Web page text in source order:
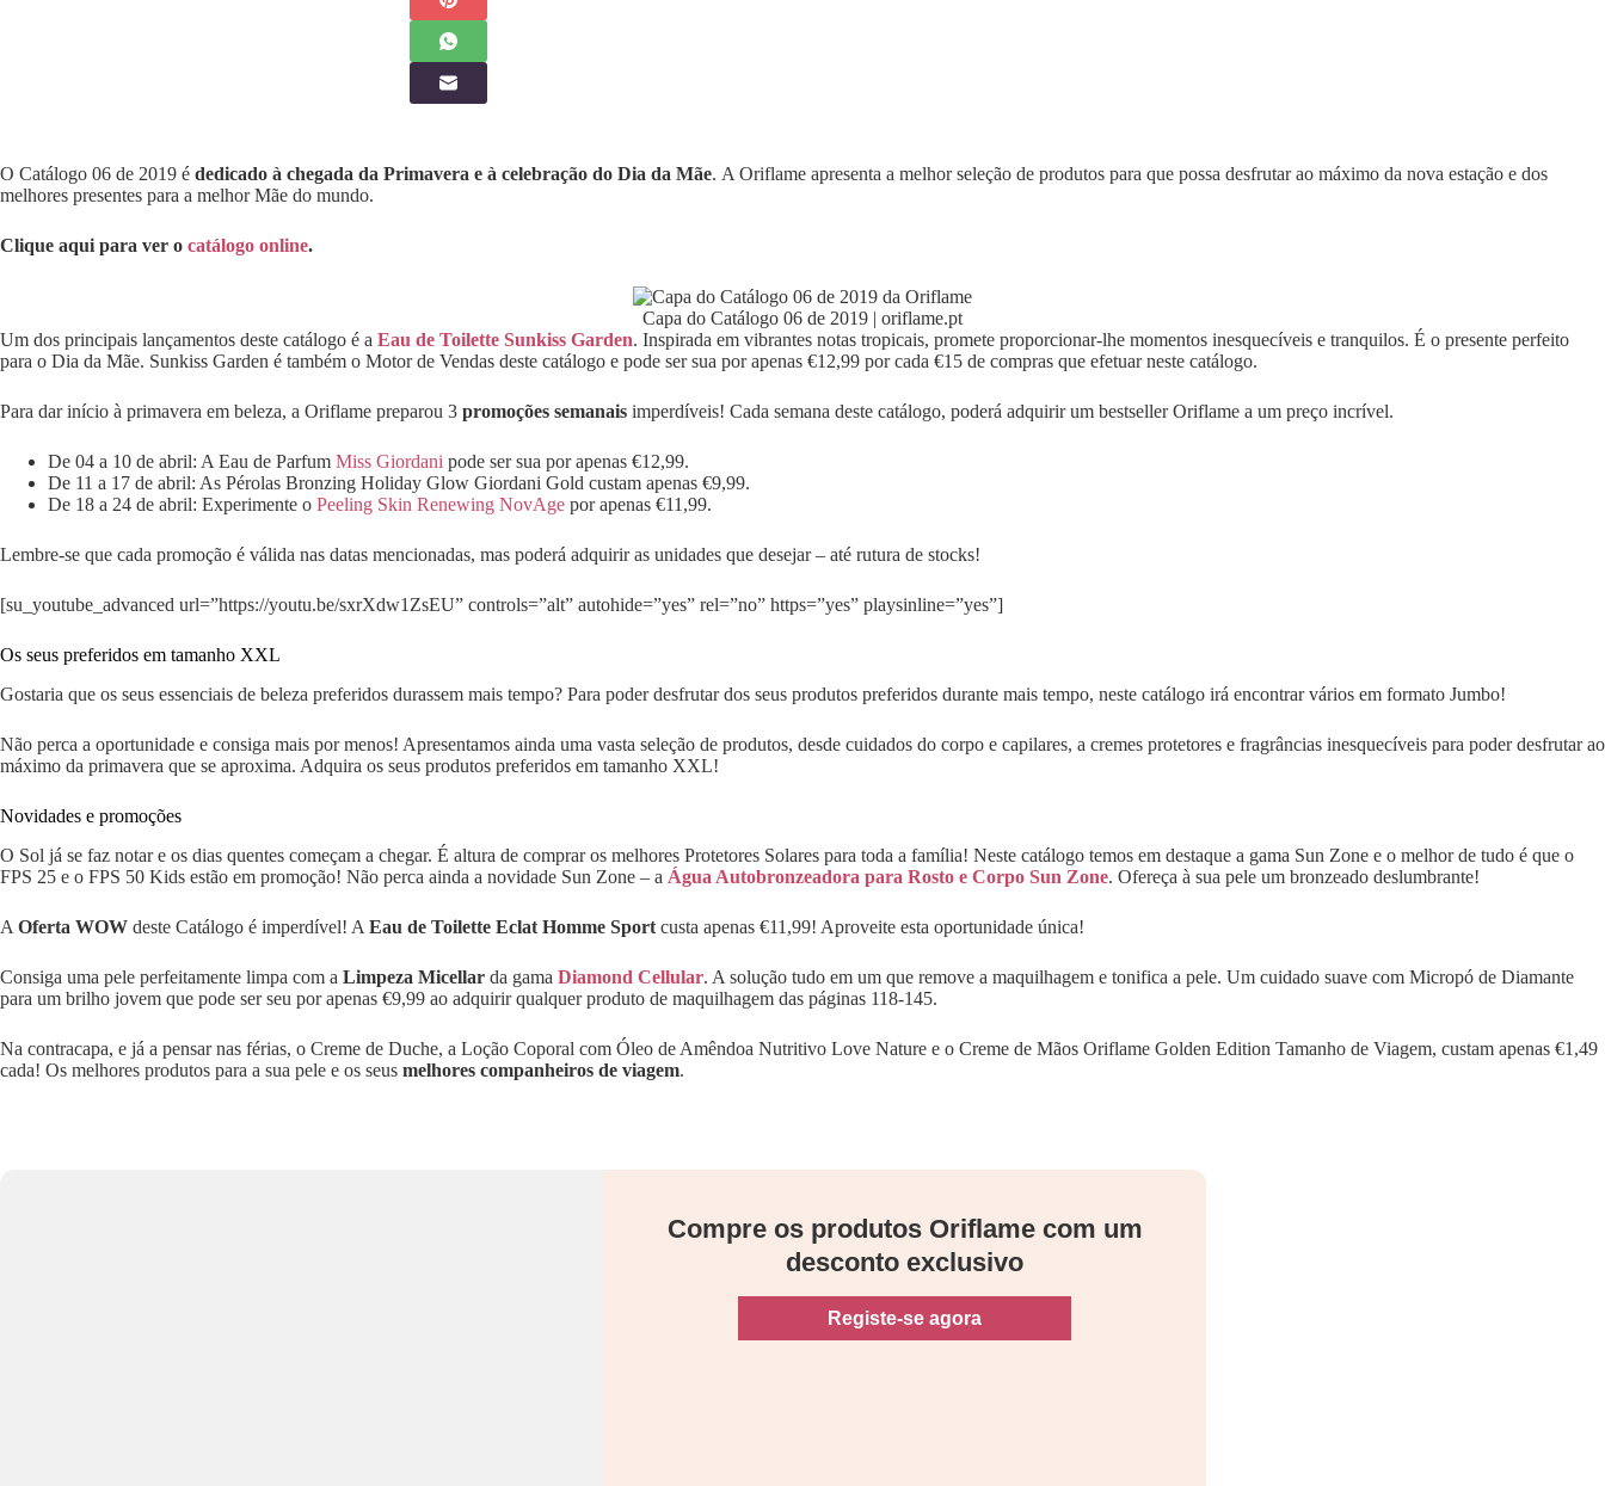
O Catálogo 06 de 2019 é dedicado à chegada da Primavera e à celebração do Dia da Mãe. A Oriflame apresenta a melhor seleção de produtos para que possa desfrutar ao máximo da nova estação e dos
melhores presentes para a melhor Mãe do mundo.
Clique aqui para ver o catálogo online.
Capa do Catálogo 06 de 2019 | oriflame.pt
Um dos principais lançamentos deste catálogo é a Eau de Toilette Sunkiss Garden. Inspirada em vibrantes notas tropicais, promete proporcionar-lhe momentos inesquecíveis e tranquilos. É o presente perfeito
para o Dia da Mãe. Sunkiss Garden é também o Motor de Vendas deste catálogo e pode ser sua por apenas €12,99 por cada €15 de compras que efetuar neste catálogo.
Para dar início à primavera em beleza, a Oriflame preparou 3 promoções semanais imperdíveis! Cada semana deste catálogo, poderá adquirir um bestseller Oriflame a um preço incrível.
De 04 a 10 de abril: A Eau de Parfum Miss Giordani pode ser sua por apenas €12,99.
De 11 a 17 de abril: As Pérolas Bronzing Holiday Glow Giordani Gold custam apenas €9,99.
De 18 a 24 de abril: Experimente o Peeling Skin Renewing NovAge por apenas €11,99.
Lembre-se que cada promoção é válida nas datas mencionadas, mas poderá adquirir as unidades que desejar – até rutura de stocks!
[su_youtube_advanced url=”https://youtu.be/sxrXdw1ZsEU” controls=”alt” autohide=”yes” rel=”no” https=”yes” playsinline=”yes”]
Os seus preferidos em tamanho XXL
Gostaria que os seus essenciais de beleza preferidos durassem mais tempo? Para poder desfrutar dos seus produtos preferidos durante mais tempo, neste catálogo irá encontrar vários em formato Jumbo!
Não perca a oportunidade e consiga mais por menos! Apresentamos ainda uma vasta seleção de produtos, desde cuidados do corpo e capilares, a cremes protetores e fragrâncias inesquecíveis para poder desfrutar ao
máximo da primavera que se aproxima. Adquira os seus produtos preferidos em tamanho XXL!
Novidades e promoções
O Sol já se faz notar e os dias quentes começam a chegar. É altura de comprar os melhores Protetores Solares para toda a família! Neste catálogo temos em destaque a gama Sun Zone e o melhor de tudo é que o
FPS 25 e o FPS 50 Kids estão em promoção! Não perca ainda a novidade Sun Zone – a Água Autobronzeadora para Rosto e Corpo Sun Zone. Ofereça à sua pele um bronzeado deslumbrante!
A Oferta WOW deste Catálogo é imperdível! A Eau de Toilette Eclat Homme Sport custa apenas €11,99! Aproveite esta oportunidade única!
Consiga uma pele perfeitamente limpa com a Limpeza Micellar da gama Diamond Cellular. A solução tudo em um que remove a maquilhagem e tonifica a pele. Um cuidado suave com Micropó de Diamante
para um brilho jovem que pode ser seu por apenas €9,99 ao adquirir qualquer produto de maquilhagem das páginas 118-145.
Na contracapa, e já a pensar nas férias, o Creme de Duche, a Loção Coporal com Óleo de Amêndoa Nutritivo Love Nature e o Creme de Mãos Oriflame Golden Edition Tamanho de Viagem, custam apenas €1,49
cada! Os melhores produtos para a sua pele e os seus melhores companheiros de viagem.
Compre os produtos Oriflame com um
desconto exclusivo
Registe-se agora